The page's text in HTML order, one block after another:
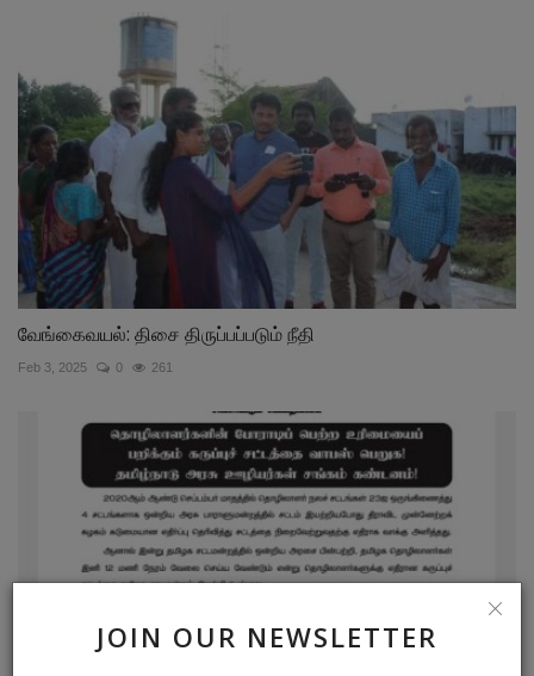
JOIN OUR NEWSLETTER
வேங்கைவயல்: திசை திருப்பப்படும் நீதி
Feb 3, 2025 0 261